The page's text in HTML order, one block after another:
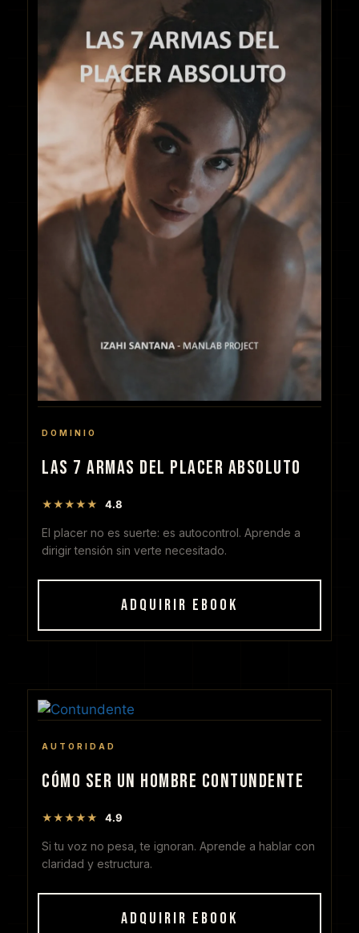
DOMINIO
LAS 7 ARMAS DEL PLACER ABSOLUTO
★★★★★ 4.8
El placer no es suerte: es autocontrol. Aprende a
dirigir tensión sin verte necesitado.
ADQUIRIR EBOOK
AUTORIDAD
CÓMO SER UN HOMBRE CONTUNDENTE
★★★★★ 4.9
Si tu voz no pesa, te ignoran. Aprende a hablar con
claridad y estructura.
ADQUIRIR EBOOK